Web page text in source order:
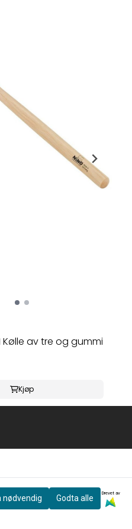
Kølle av tre og gummi
Kjøp
nødvendig Godta alle
Drevet av